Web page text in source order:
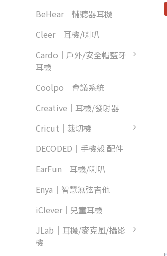
BeHear｜輔聽器耳機
Cleer｜耳機/喇叭
Cardo｜戶外/安全帽藍牙
耳機
Coolpo｜會議系統
Creative｜耳機/發射器
Cricut｜裁切機
DECODED｜手機殼 配件
EarFun｜耳機/喇叭
Enya｜智慧無弦吉他
iClever｜兒童耳機
JLab｜耳機/麥克風/攝影
機